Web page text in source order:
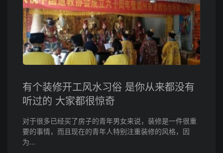
有个装修开工风水习俗 是你从来都没有
听过的 大家都很惊奇
对于很多已经买了房子的青年男女来说，装修是一件很重
要的事情，而且现在的青年人特别注重装修的风格，因
为...